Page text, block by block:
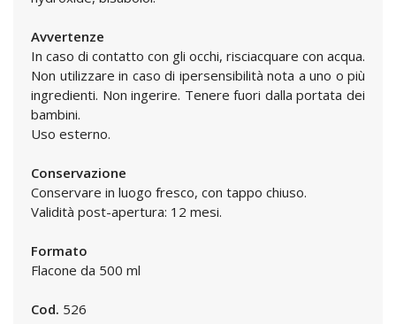
Avvertenze
In caso di contatto con gli occhi, risciacquare con acqua.
Non utilizzare in caso di ipersensibilità nota a uno o più
ingredienti. Non ingerire. Tenere fuori dalla portata dei
bambini.
Uso esterno.
Conservazione
Conservare in luogo fresco, con tappo chiuso.
Validità post-apertura: 12 mesi.
Formato
Flacone da 500 ml
Cod. 526